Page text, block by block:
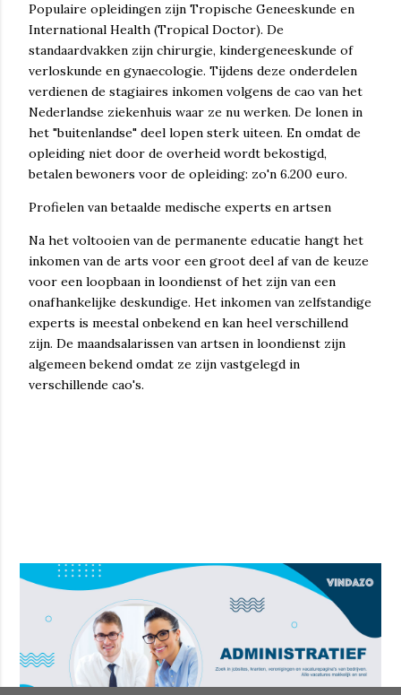
Populaire opleidingen zijn Tropische Geneeskunde en
International Health (Tropical Doctor). De
standaardvakken zijn chirurgie, kindergeneeskunde of
verloskunde en gynaecologie. Tijdens deze onderdelen
verdienen de stagiaires inkomen volgens de cao van het
Nederlandse ziekenhuis waar ze nu werken. De lonen in
het "buitenlandse" deel lopen sterk uiteen. En omdat de
opleiding niet door de overheid wordt bekostigd,
betalen bewoners voor de opleiding: zo'n 6.200 euro.
Profielen van betaalde medische experts en artsen
Na het voltooien van de permanente educatie hangt het
inkomen van de arts voor een groot deel af van de keuze
voor een loopbaan in loondienst of het zijn van een
onafhankelijke deskundige. Het inkomen van zelfstandige
experts is meestal onbekend en kan heel verschillend
zijn. De maandsalarissen van artsen in loondienst zijn
algemeen bekend omdat ze zijn vastgelegd in
verschillende cao's.